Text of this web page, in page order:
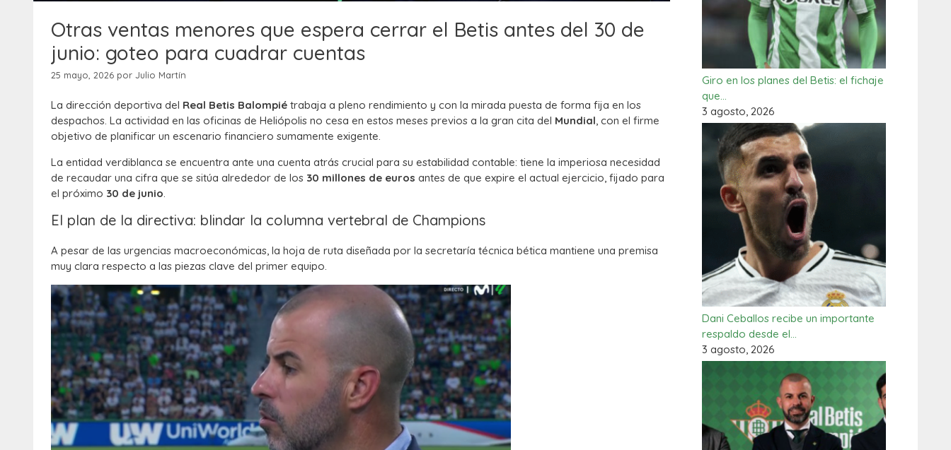
Otras ventas menores que espera cerrar el Betis antes del 30 de
junio: goteo para cuadrar cuentas
25 mayo, 2026 por Julio Martín
La dirección deportiva del Real Betis Balompié trabaja a pleno rendimiento y con la mirada puesta de forma fija en los
despachos. La actividad en las oficinas de Heliópolis no cesa en estos meses previos a la gran cita del Mundial, con el firme
objetivo de planificar un escenario financiero sumamente exigente.
La entidad verdiblanca se encuentra ante una cuenta atrás crucial para su estabilidad contable: tiene la imperiosa necesidad
de recaudar una cifra que se sitúa alrededor de los 30 millones de euros antes de que expire el actual ejercicio, fijado para
el próximo 30 de junio.
El plan de la directiva: blindar la columna vertebral de Champions
A pesar de las urgencias macroeconómicas, la hoja de ruta diseñada por la secretaría técnica bética mantiene una premisa
muy clara respecto a las piezas clave del primer equipo.
Giro en los planes del Betis: el fichaje
que…
3 agosto, 2026
Dani Ceballos recibe un importante
respaldo desde el…
3 agosto, 2026